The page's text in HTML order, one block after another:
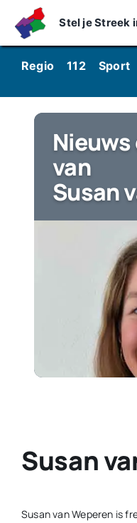
content
Stel je Streek
Home
Nieuws
Podcasts
Werken bij
Regio 112 Sport
van
Susan
Susan
Susan van Weperen is